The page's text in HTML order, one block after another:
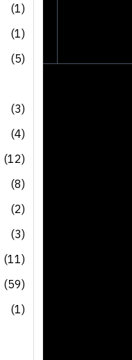
(1)
(1)
(5)
(3)
(4)
(12)
(8)
(2)
(3)
(11)
(59)
(1)